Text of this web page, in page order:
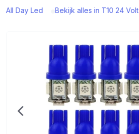
All Day Led Bekijk alles in T10 24 Volt